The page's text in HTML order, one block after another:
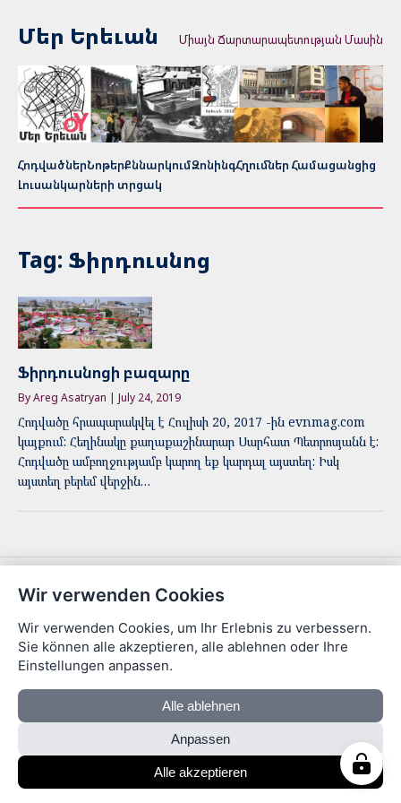
Մեր Երեւան Միայն Ճարտարապետության Մասին
ՀոդվածներՆոթերՔննարկումԶոնինգՀղումներ Համացանցից
Լուսանկարների տրցակ
Tag: Ֆիրդուսնոց
Ֆիրդուսնոցի բազարը
By Areg Asatryan | July 24, 2019
Հոդվածը հրապարակվել է Հուլիսի 20, 2017 -ին evnmag.com
կայքում: Հեղինակը քաղաքաշինարար Սարհատ Պետրոսյանն է:
Հոդվածը ամբողջությամբ կարող եք կարդալ այստեղ: Իսկ
այստեղ բերեմ վերջին…
© 2026 Մեր Երեւան · Areg Asatryan
Wir verwenden Cookies
Wir verwenden Cookies, um Ihr Erlebnis zu verbessern.
Sie können alle akzeptieren, alle ablehnen oder Ihre
Einstellungen anpassen.
Alle ablehnen
Anpassen
Alle akzeptieren